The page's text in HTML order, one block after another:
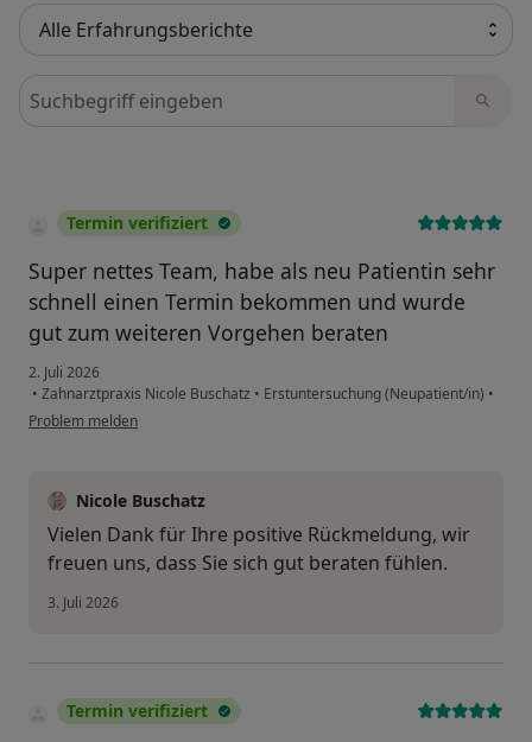
Bewertungen durchsuchen
Termin verifiziert
Super nettes Team, habe als neu Patientin sehr
schnell einen Termin bekommen und wurde
gut zum weiteren Vorgehen beraten
2. Juli 2026
• Zahnarztpraxis Nicole Buschatz • Erstuntersuchung (Neupatient/in) •
Problem melden
Nicole Buschatz
Vielen Dank für Ihre positive Rückmeldung, wir
freuen uns, dass Sie sich gut beraten fühlen.
3. Juli 2026
Termin verifiziert